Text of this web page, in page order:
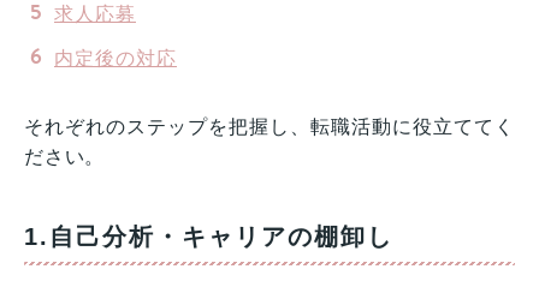
求人応募
内定後の対応
それぞれのステップを把握し、転職活動に役立ててく
ださい。
1.自己分析・キャリアの棚卸し